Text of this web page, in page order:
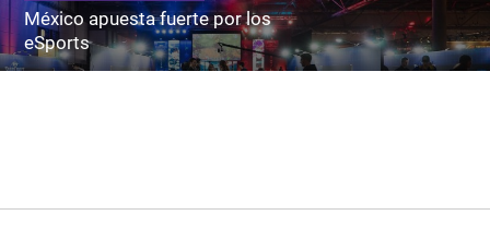
México apuesta fuerte por los
eSports